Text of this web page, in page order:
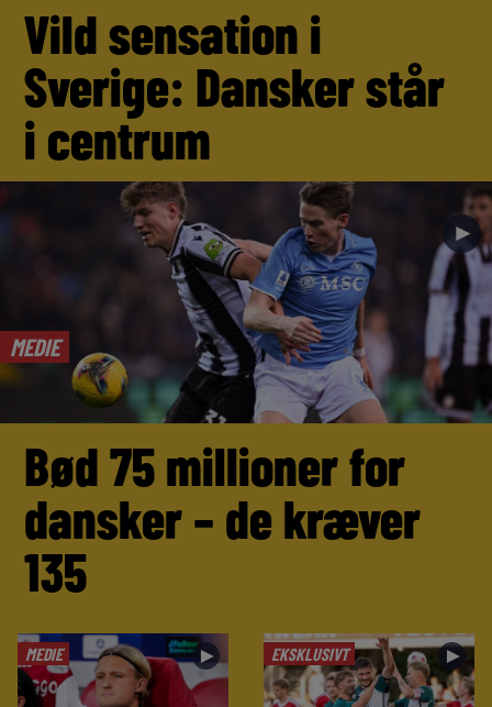
Vild sensation i
Sverige: Dansker står
i centrum
MEDIE
►
Bød 75 millioner for
dansker – de kræver
135
MEDIE ► EKSKLUSIVT ►